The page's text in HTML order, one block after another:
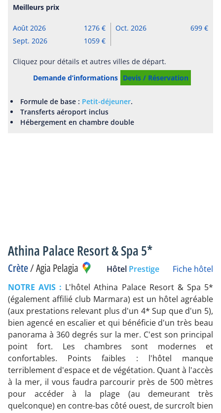
Demande d’informations Devis / Réservation
Meilleurs prix
Août 2026
1276
Sept. 2026
1059
Oct. 2026 699
Cliquez pour détails et autres villes de départ.
Formule de base : Petit-déjeuner.
Transferts aéroport inclus
Hébergement en chambre double
Athina Palace Resort & Spa 5*
Crète/Agia Pelagia Hôtel Prestige
Fiche hôtel
NOTRE AVIS : L'hôtel Athina Palace Resort & Spa 5*
(également affilié club Marmara) est un hôtel agréable
(aux prestations relevant plus d'un 4* Sup que d'un 5),
bien agencé en escalier et qui bénéficie d'un très beau
panorama à 360 degrés sur la mer. C'est son principal
point fort. Les chambres sont modernes et
confortables. Points faibles : l'hôtel manque
terriblement d'espace et de végétation. Quant à l'accès
à la mer, il vous faudra parcourir près de 500 mètres
pour accéder à la plage (au demeurant très
quelconque) en contre-bas côté ouest, de surcroît bien